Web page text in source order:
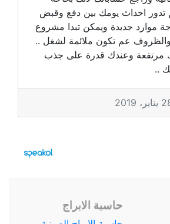
تدور احداث يومك بين دفع وقبض
موارد جديدة ويمكن تبدا مشروع
عم تكون ملائمة لشغل ..
مرتفعة وعندك قدرة على جذب
..
حاسبة الابراج